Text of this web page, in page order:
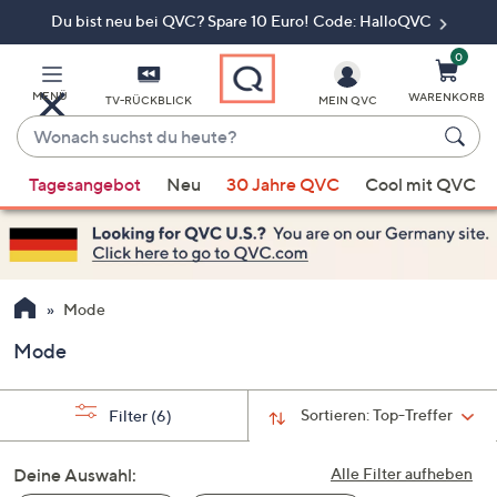
Du bist neu bei QVC? Spare 10 Euro! Code: HalloQVC
MENÜ TV-RÜCKBLICK
Wonach
suchst
du
heute?
Vorschläge
verfügbar
sind,
verwenden
Sie
Pfeiltasten
nach
und
nach
unten
MEIN QVC
0
WARENKORB
Tagesangebot Neu 30 Jahre QVC Cool mit QVC
Mode
Mode
Sortieren:Top-Treffer
Filter (6)
Alle Filter aufheben
Deine Auswahl: